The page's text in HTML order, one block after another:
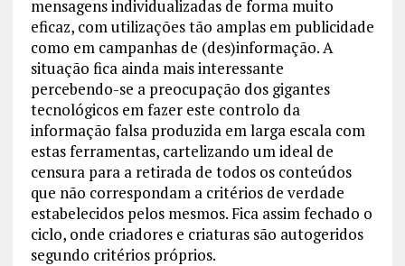
mensagens individualizadas de forma muito
eficaz, com utilizações tão amplas em publicidade
como em campanhas de (des)informação. A
situação fica ainda mais interessante
percebendo-se a preocupação dos gigantes
tecnológicos em fazer este controlo da
informação falsa produzida em larga escala com
estas ferramentas, cartelizando um ideal de
censura para a retirada de todos os conteúdos
que não correspondam a critérios de verdade
estabelecidos pelos mesmos. Fica assim fechado o
ciclo, onde criadores e criaturas são autogeridos
segundo critérios próprios.